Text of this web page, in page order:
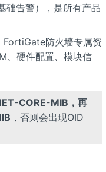
础告警），是所有产品
FortiGate防火墙专属资
、硬件配置、模块信
CORE-MIB，再
，否则会出现OID